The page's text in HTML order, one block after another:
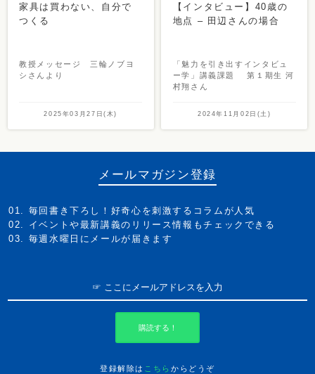
家具は買わない、自分で
つくる
教授メッセージ 三輪ノブヨ
シさんより
2025年03月27日(木)
【インタビュー】40歳の
地点 – 田辺さんの場合
「魅力を引き出すインタビュ
ー学」講義課題 第１期生 河
村翔さん
2024年11月02日(土)
メールマガジン登録
毎回書き下ろし！好奇心を刺激するコラムが人気
イベントや最新講義のリリース情報もチェックできる
毎週水曜日にメールが届きます
購読する！
登録解除は こちら からどうぞ